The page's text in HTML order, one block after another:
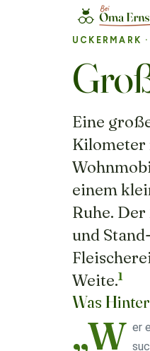
UCKERMARK
Eine
Kilometer
einem
Ruhe.
und
Weite.1
Was
„W er